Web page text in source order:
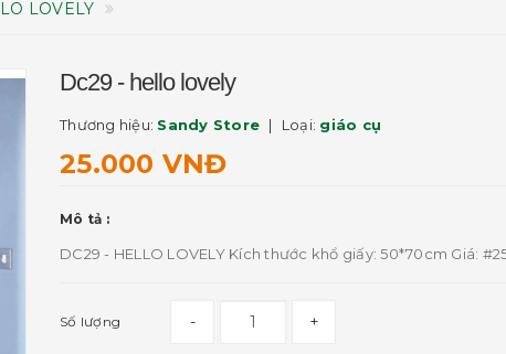
LOVELY
Dc29 - hello lovely
Thương hiệu: Sandy Store Loại: giáo cụ
25.000 VNĐ
Mô tả :
DC29 - HELLO LOVELY Kích thước khổ giấy: 50*70cm Giá:
Số lượng - +